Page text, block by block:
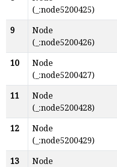
(_:node5200425)
9
Node
(_:node5200426)
10
Node
(_:node5200427)
11
Node
(_:node5200428)
12
Node
(_:node5200429)
13
Node